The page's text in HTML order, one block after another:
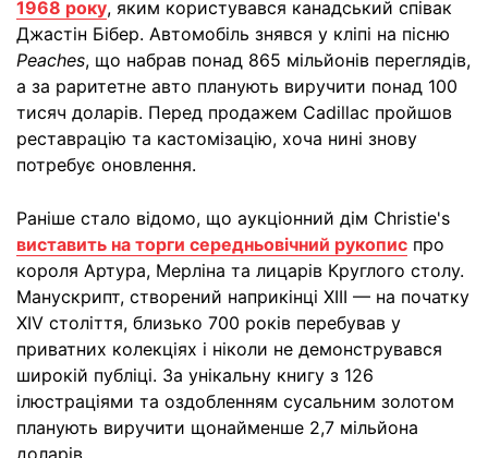
1968 року, яким користувався канадський співак
Джастін Бібер. Автомобіль знявся у кліпі на пісню
Peaches, що набрав понад 865 мільйонів переглядів,
а за раритетне авто планують виручити понад 100
тисяч доларів. Перед продажем Cadillac пройшов
реставрацію та кастомізацію, хоча нині знову
потребує оновлення.
Раніше стало відомо, що аукціонний дім Christie's
виставить на торги середньовічний рукопис про
короля Артура, Мерліна та лицарів Круглого столу.
Манускрипт, створений наприкінці XIII — на початку
XIV століття, близько 700 років перебував у
приватних колекціях і ніколи не демонструвався
широкій публіці. За унікальну книгу з 126
ілюстраціями та оздобленням сусальним золотом
планують виручити щонайменше 2,7 мільйона
доларів.